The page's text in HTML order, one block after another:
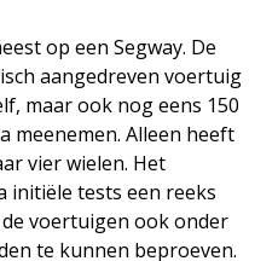
op een Segway. De
aangedreven voertuig
maar ook nog eens 150
meenemen. Alleen heeft
vier wielen. Het
initiële tests een reeks
voertuigen ook onder
te kunnen beproeven.